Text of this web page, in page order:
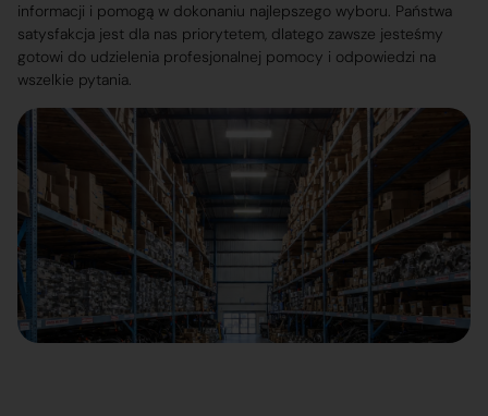
informacji i pomogą w dokonaniu najlepszego wyboru. Państwa
satysfakcja jest dla nas priorytetem, dlatego zawsze jesteśmy
gotowi do udzielenia profesjonalnej pomocy i odpowiedzi na
wszelkie pytania.